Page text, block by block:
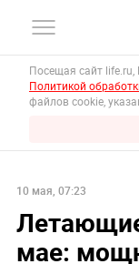
Посещая сайт
Политикой
файлов cookie,
10 мая, 07:23
мае: